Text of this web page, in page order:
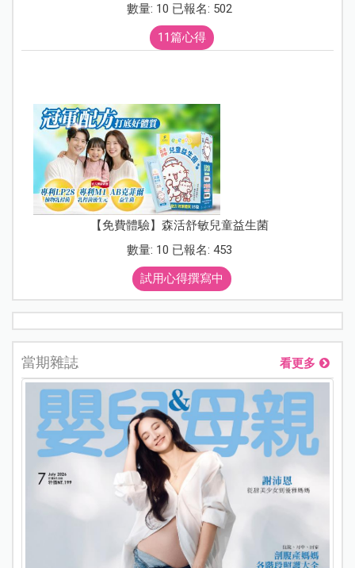
數量: 10 已報名: 502
11篇心得
【免費體驗】森活舒敏兒童益生菌
數量: 10 已報名: 453
試用心得撰寫中
當期雜誌 看更多